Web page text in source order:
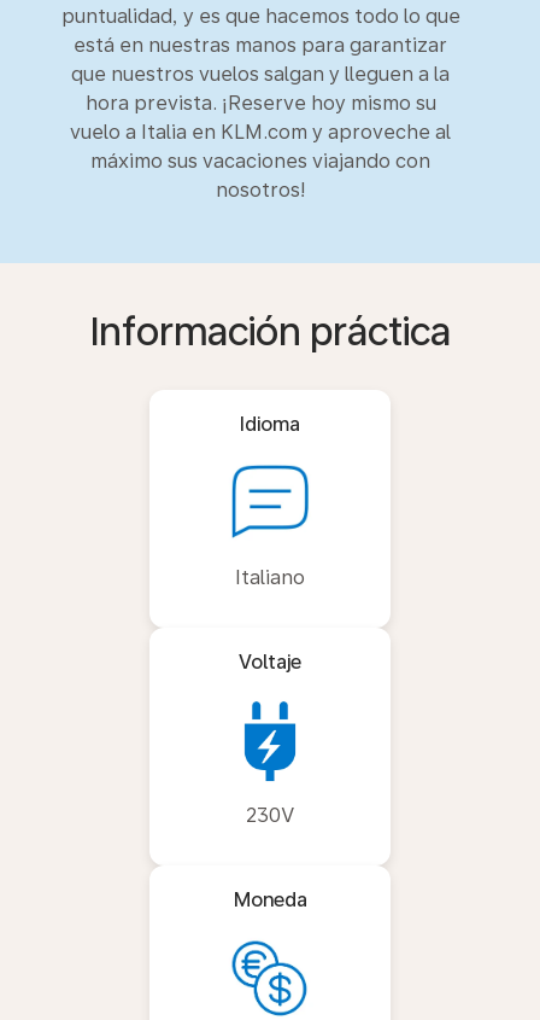
puntualidad, y es que hacemos todo lo que
está en nuestras manos para garantizar
que nuestros vuelos salgan y lleguen a la
hora prevista. ¡Reserve hoy mismo su
vuelo a Italia en KLM.com y aproveche al
máximo sus vacaciones viajando con
nosotros!
Información práctica
Idioma
Italiano
Voltaje
230V
Moneda